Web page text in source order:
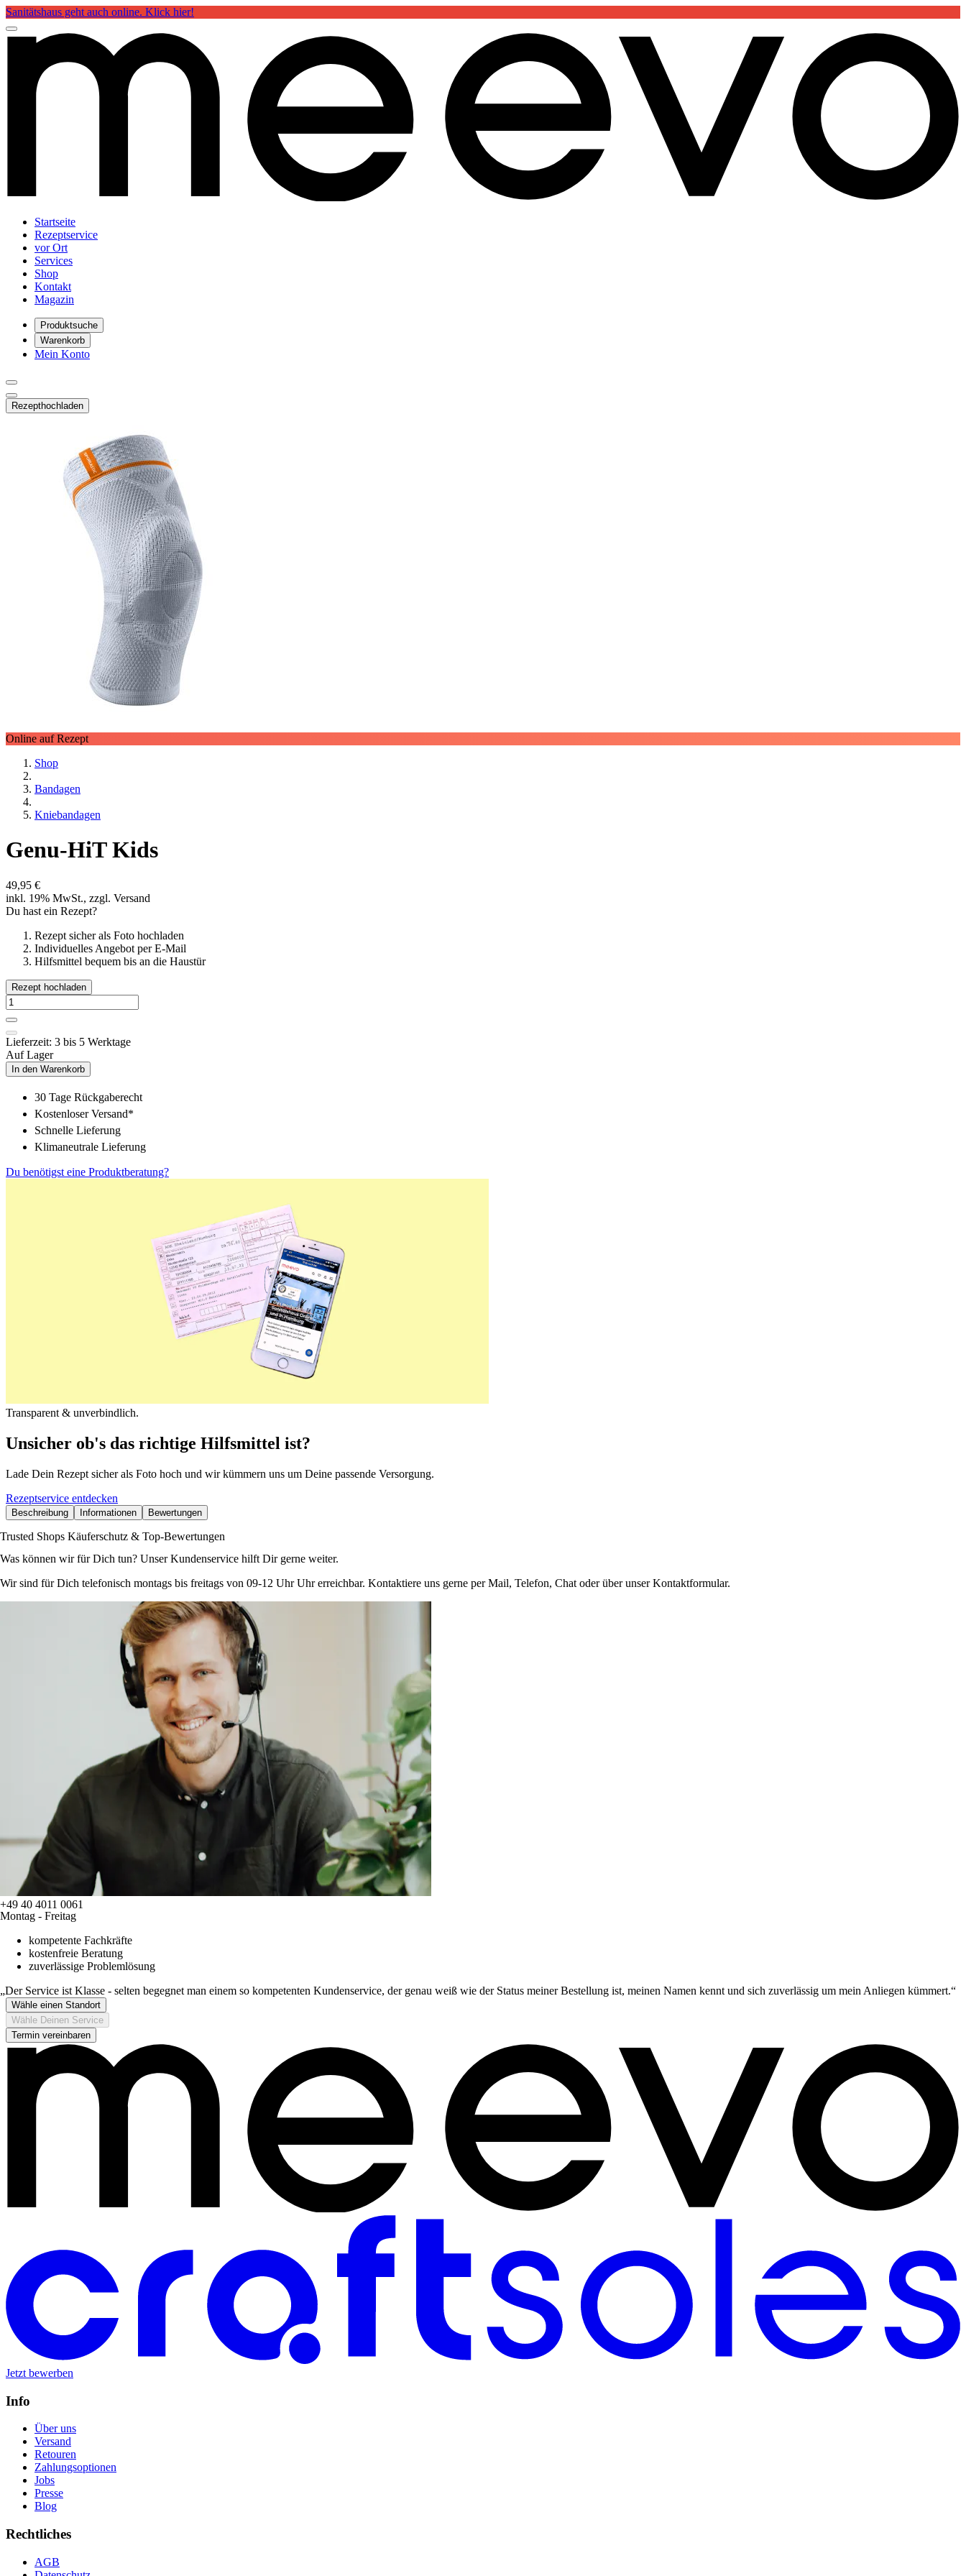
Sanitätshaus geht auch online. Klick hier!
Startseite
Rezeptservice
vor Ort
Services
Shop
Kontakt
Magazin
Produktsuche
Warenkorb
Mein Konto
Rezepthochladen
Online auf Rezept
Shop
Bandagen
Kniebandagen
Genu-HiT Kids
49,95 €
inkl. 19% MwSt., zzgl. Versand
Du hast ein Rezept?
Rezept sicher als Foto hochladen
Individuelles Angebot per E-Mail
Hilfsmittel bequem bis an die Haustür
Rezept hochladen
Lieferzeit: 3 bis 5 Werktage
Auf Lager
In den Warenkorb
30 Tage Rückgaberecht
Kostenloser Versand*
Schnelle Lieferung
Klimaneutrale Lieferung
Du benötigst eine Produktberatung?
Transparent & unverbindlich.
Unsicher ob's das richtige Hilfsmittel ist?
Lade Dein Rezept sicher als Foto hoch und wir kümmern uns um Deine passende Versorgung.
Rezeptservice entdecken
Beschreibung Informationen Bewertungen
Trusted Shops Käuferschutz & Top-Bewertungen
Was können wir für Dich tun? Unser Kundenservice hilft Dir gerne weiter.
Wir sind für Dich telefonisch montags bis freitags von 09-12 Uhr Uhr erreichbar. Kontaktiere uns gerne per Mail, Telefon, Chat oder über unser Kontaktformular.
+49 40 4011 0061
Montag - Freitag
kompetente Fachkräfte
kostenfreie Beratung
zuverlässige Problemlösung
Der Service ist Klasse - selten begegnet man einem so kompetenten Kundenservice, der genau weiß wie der Status meiner Bestellung ist, meinen Namen kennt und sich zuverlässig um mein Anliegen kümmert.
Wähle einen Standort
Wähle Deinen Service
Termin vereinbaren
Jetzt bewerben
Info
Über uns
Versand
Retouren
Zahlungsoptionen
Jobs
Presse
Blog
Rechtliches
AGB